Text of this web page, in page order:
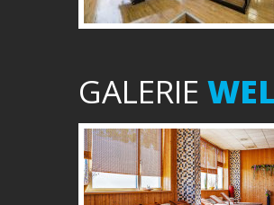
GALERIE
Předchozí